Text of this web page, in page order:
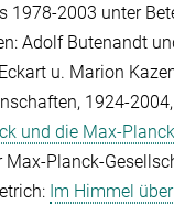
1978-2003 unter
Adolf Butenandt
u. Marion
1924-
und die Max-
Max-Planck-
Im Himmel